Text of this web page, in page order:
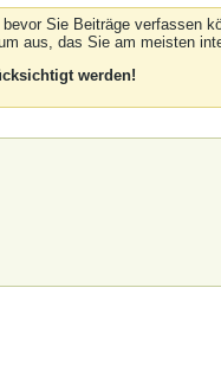
bevor Sie Beiträge verfassen
aus, das Sie am meisten
werden!